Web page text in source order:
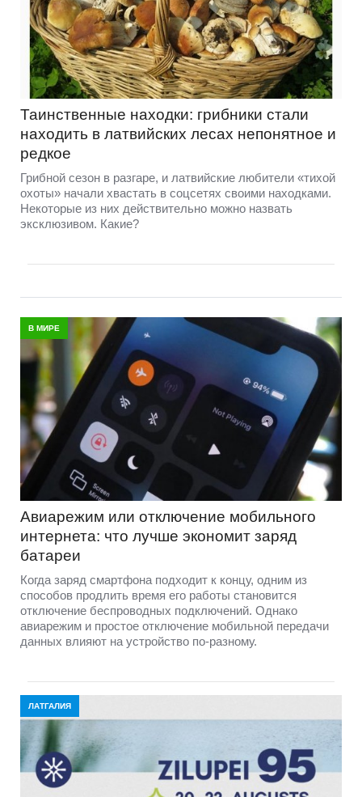
Таинственные находки: грибники стали
находить в латвийских лесах непонятное и
редкое
Грибной сезон в разгаре, и латвийские любители «тихой
охоты» начали хвастать в соцсетях своими находками.
Некоторые из них действительно можно назвать
эксклюзивом. Какие?
В МИРЕ
Авиарежим или отключение мобильного
интернета: что лучше экономит заряд
батареи
Когда заряд смартфона подходит к концу, одним из
способов продлить время его работы становится
отключение беспроводных подключений. Однако
авиарежим и простое отключение мобильной передачи
данных влияют на устройство по-разному.
ЛАТГАЛИЯ